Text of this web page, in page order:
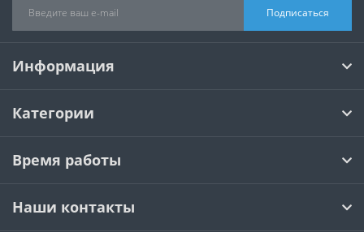
Подписаться
Информация
Категории
Время работы
Наши контакты